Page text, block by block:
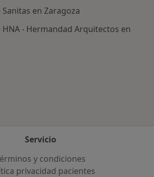
en Zaragoza
HNA - Hermandad Arquitectos en
Servicio
y condiciones
privacidad pacientes